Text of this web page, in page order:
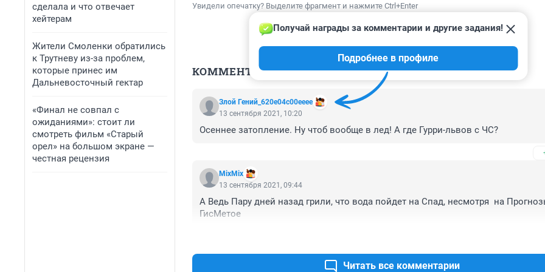
сделала и что отвечает
хейтерам
Жители Смоленки обратились
к Трутневу из-за проблем,
которые принес им
Дальневосточный гектар
«Финал не совпал с
ожиданиями»: стоит ли
смотреть фильм «Старый
орел» на большом экране —
честная рецензия
Увидели опечатку? Выделите фрагмент и нажмите Ctrl+Enter
КОММЕНТАРИИ 3
Злой Гений_620e04c00eeee
Получай награды за комментарии и другие задания!
Подробнее в профиле
13 сентября 2021, 10:20
Осеннее затопление. Ну чтоб вообще в лед! А где Гурри-львов с ЧС?
MixMix
13 сентября 2021, 09:44
А Ведь Пару дней назад грили, что вода пойдет на Спад, несмотря  на
ГисМетое
Читать все комментарии